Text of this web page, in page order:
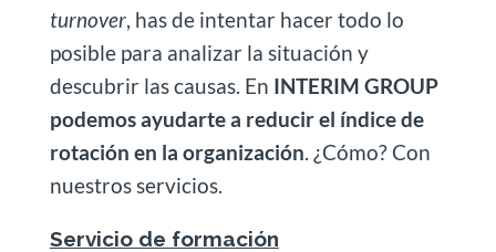
turnover, has de intentar hacer todo lo
posible para analizar la situación y
descubrir las causas. En INTERIM GROUP
podemos ayudarte a reducir el índice de
rotación en la organización. ¿Cómo? Con
nuestros servicios.
Servicio de formación